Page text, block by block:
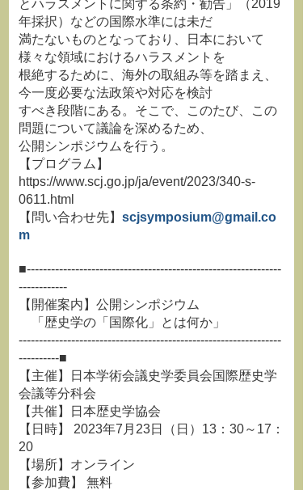
とハラスメントに関する条約・勧告」（2019
年採択）などの国際水準には未だ
満たないものとなっており、日本において
様々な領域におけるハラスメントを
根絶するために、海外の取組み等を踏まえ、
今一度必要な法政策や対応を検討
すべき段階にある。そこで、このたび、この
問題について議論を深めるため、
公開シンポジウムを行う。
【プログラム】
https://www.scj.go.jp/ja/event/2023/340-s-
0611.html
【問い合わせ先】 scjsymposium@gmail.co
m
■---------------------------------------------------------------
------------
【開催案内】公開シンポジウム
「歴史学の「国際化」とは何か」
-----------------------------------------------------------------
----------■
【主催】日本学術会議史学委員会国際歴史学
会議等分科会
【共催】日本歴史学協会
【日時】 2023年7月23日（日）13：30～17：
20
【場所】オンライン
【参加費】 無料